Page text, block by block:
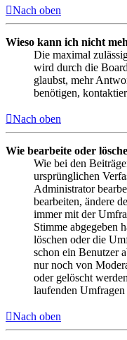
Nach oben
Wieso kann ich nicht
Die maximal
wird durch die
glaubst, mehr
benötigen,
Nach oben
Wie bearbeite oder
Wie bei den
ursprünglichen
Administrator
bearbeiten, ändere
immer mit der
Stimme abgegeben
löschen oder die
schon ein Benutzer
nur noch von
oder gelöscht
laufenden
Nach oben